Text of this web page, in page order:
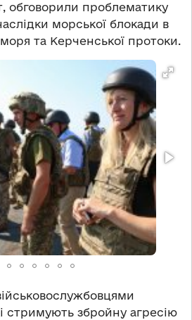
обговорили проблематику
морської блокади в
та Керченської протоки.
стримують збройну агресію